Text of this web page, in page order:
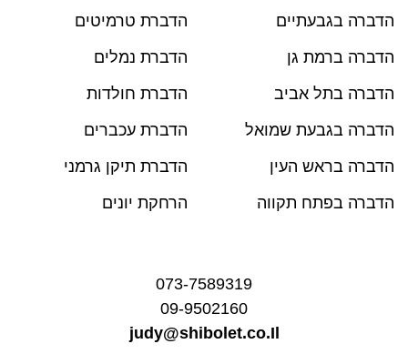
הדברה בגבעתיים
הדברה ברמת גן
הדברה בתל אביב
הדברה בגבעת שמואל
הדברה בראש העין
הדברה בפתח תקווה
הדברת טרמיטים
הדברת נמלים
הדברת חולדות
הדברת עכברים
הדברת תיקן גרמני
הרחקת יונים
073-7589319
09-9502160
judy@shibolet.co.Il